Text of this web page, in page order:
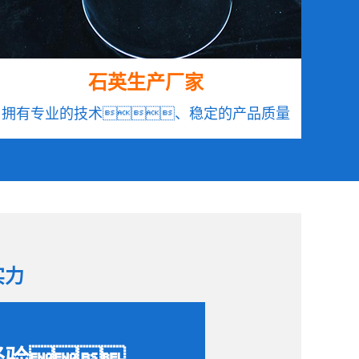
石英生产厂家
拥有专业的技术、稳定的产品质量
力